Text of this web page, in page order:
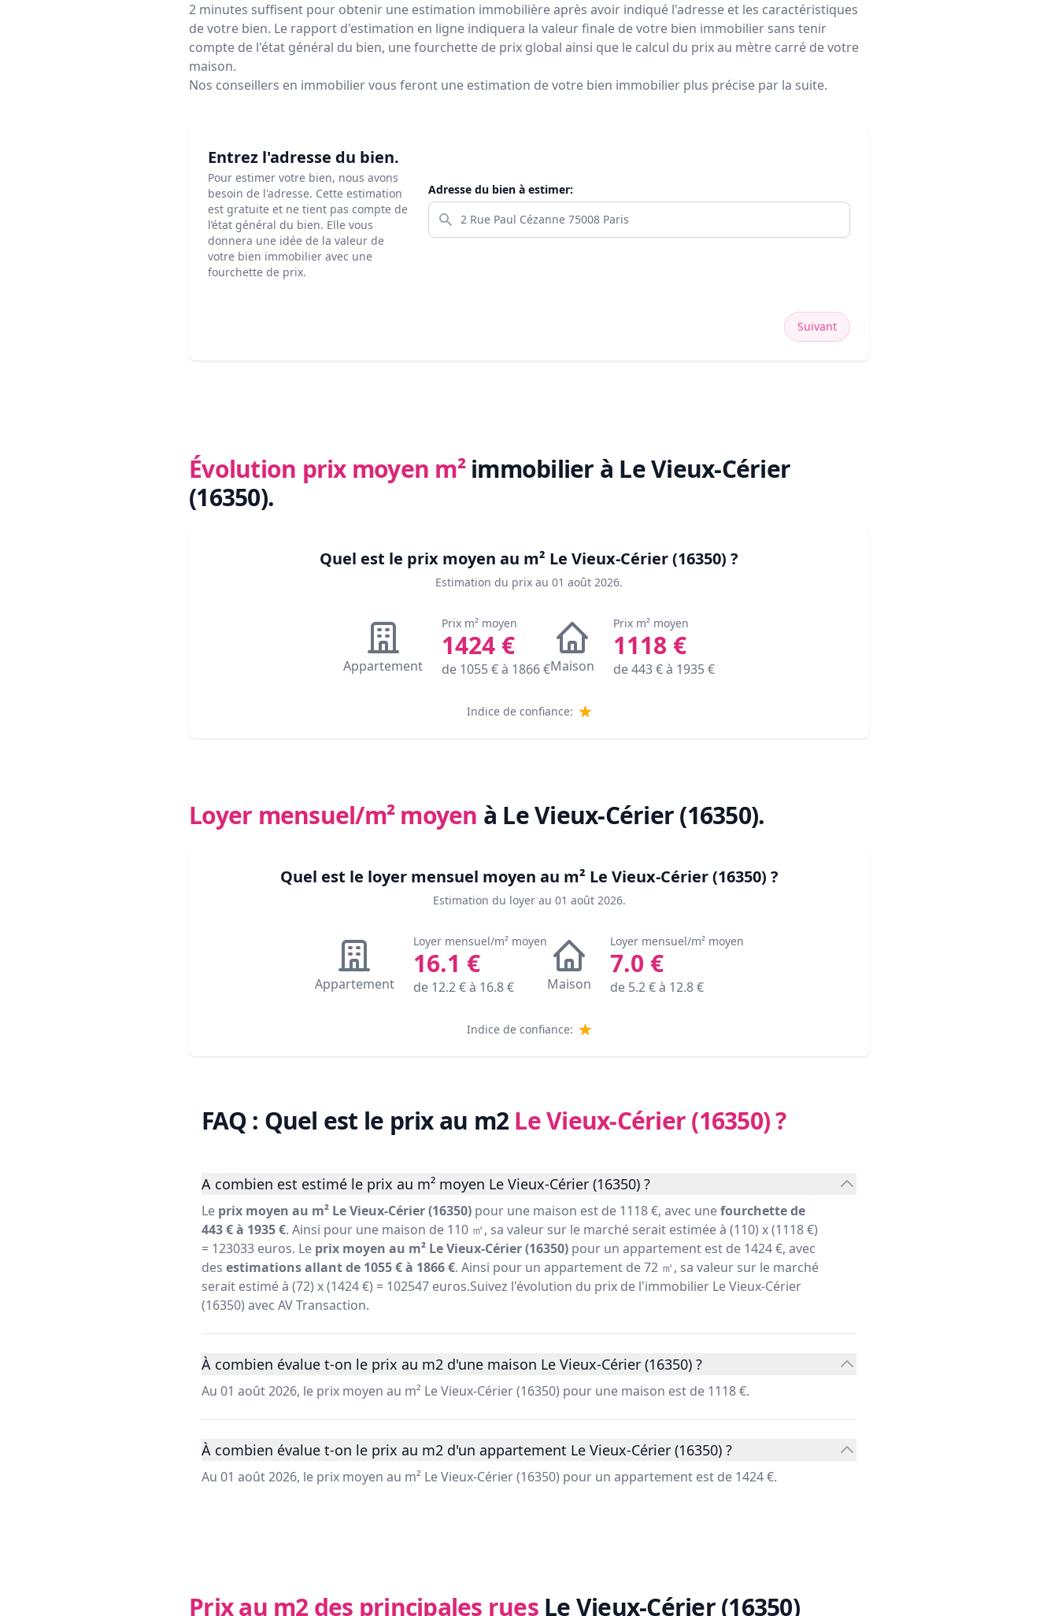
2 minutes suffisent pour obtenir une estimation immobilière après avoir indiqué l'adresse et les caractéristiques
de votre bien. Le rapport d'estimation en ligne indiquera la valeur finale de votre bien immobilier sans tenir
compte de l'état général du bien, une fourchette de prix global ainsi que le calcul du prix au mètre carré de votre
maison.
Nos conseillers en immobilier vous feront une estimation de votre bien immobilier plus précise par la suite.
Entrez l'adresse du bien.
Pour estimer votre bien, nous avons
besoin de l'adresse. Cette estimation
est gratuite et ne tient pas compte de
l’état général du bien. Elle vous
donnera une idée de la valeur de
votre bien immobilier avec une
fourchette de prix.
Adresse du bien à estimer:
Suivant
Évolution prix moyen m² immobilier à Le Vieux-Cérier
(16350).
Quel est le prix moyen au m² Le Vieux-Cérier (16350) ?
Estimation du prix au 01 août 2026.
Appartement
Prix m² moyen
1424 €
de 1055€ à 1866€Maison
Prix m² moyen
1118 €
de443€ à 1935€
Indice de confiance:
Loyer mensuel/m² moyen à Le Vieux-Cérier (16350).
Quel est le loyer mensuel moyen au m² Le Vieux-Cérier (16350) ?
Estimation du loyer au 01 août 2026.
Appartement
Loyer mensuel/m² moyen
16.1 €
de 12.2€ à 16.8€ Maison
Loyer mensuel/m² moyen
7.0 €
de 5.2€ à 12.8€
Indice de confiance:
FAQ : Quel est le prix au m2Le Vieux-Cérier (16350)?
A combien est estimé le prix au m² moyen Le Vieux-Cérier (16350) ?
Le prix moyen au m² Le Vieux-Cérier (16350) pour une maison est de 1118 €, avec unefourchette de
443 € à 1935 €. Ainsi pour une maison de 110 ㎡, sa valeur sur le marché serait estimée à (110) x (1118 €)
= 123033 euros. Le prix moyen au m² Le Vieux-Cérier (16350) pour un appartement est de 1424 €, avec
des estimations allant de 1055 € à 1866 €. Ainsi pour un appartement de 72 ㎡, sa valeur sur le marché
serait estimé à (72) x (1424 €) = 102547 euros.Suivez l'évolution du prix de l'immobilier Le Vieux-Cérier
(16350) avec AV Transaction.
À combien évalue t-on le prix au m2 d'une maison Le Vieux-Cérier (16350) ?
Au 01 août 2026, le prix moyen au m² Le Vieux-Cérier (16350) pour une maison est de 1118 €.
À combien évalue t-on le prix au m2 d'un appartement Le Vieux-Cérier (16350) ?
Au 01 août 2026, le prix moyen au m² Le Vieux-Cérier (16350) pour un appartement est de 1424 €.
Prix au m2 des principales rues Le Vieux-Cérier (16350)